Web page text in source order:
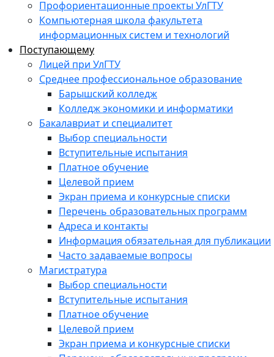
Профориентационные проекты УлГТУ
Компьютерная школа факультета
информационных систем и технологий
Поступающему
Лицей при УлГТУ
Среднее профессиональное образование
Барышский колледж
Колледж экономики и информатики
Бакалавриат и специалитет
Выбор специальности
Вступительные испытания
Платное обучение
Целевой прием
Экран приема и конкурсные списки
Перечень образовательных программ
Адреса и контакты
Информация обязательная для публикации
Часто задаваемые вопросы
Магистратура
Выбор специальности
Вступительные испытания
Платное обучение
Целевой прием
Экран приема и конкурсные списки